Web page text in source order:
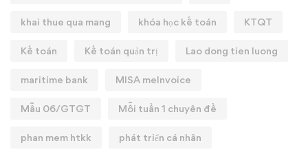
khai thue qua mang khóa học kế toán KTQT
Kế toán Kế toán quản trị Lao dong tien luong
maritime bank MISA meInvoice
Mẫu 06/GTGT Mỗi tuần 1 chuyên đề
phan mem htkk phát triển cá nhân